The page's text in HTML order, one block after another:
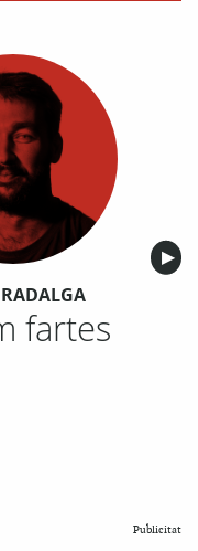
▶︎
fartes
Publicitat